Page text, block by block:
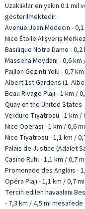
Uzaklıklar en yakın 0.1
gösterilmektedir.
Avenue Jean Medecin -
Nice Étoile Alışveriş
Basilique Notre Dame - 0,2
Massena Meydanı - 0,6 km
Paillon Gezinti Yolu - 0,7
Albert 1st Gardens (1.
Beau Rivage Plajı - 1 km /
Quay of the United States
Verdure Tiyatrosu - 1 km /
Nice Operası - 1 km / 0,6 mi
Nice Tiyatrosu - 1,1 km /
Palais de Justice (Adalet
Casino Ruhl - 1,1 km / 0,7 mi
Promenade des Anglais -
Opéra Plajı - 1,1 km / 0,7 mi
Tercih edilen havaalanı
- 7,3 km / 4,5 mi mesafede